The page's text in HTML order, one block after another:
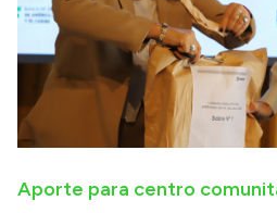
Aporte para centro